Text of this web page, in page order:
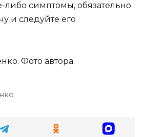
либо симптомы, обязательно
и следуйте его
Фото автора.